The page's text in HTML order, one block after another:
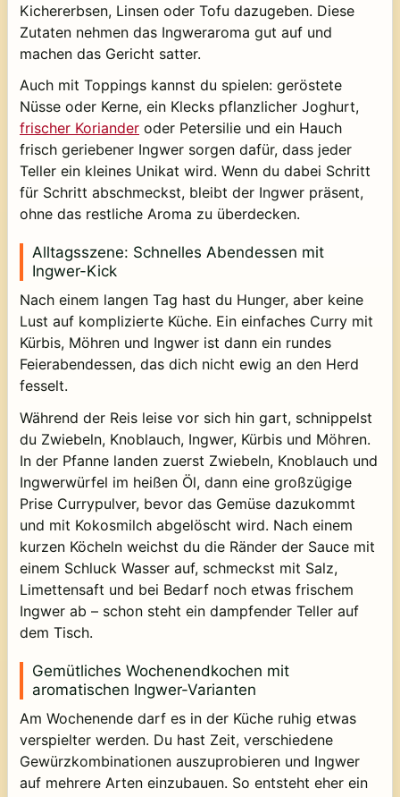
Kichererbsen, Linsen oder Tofu dazugeben. Diese
Zutaten nehmen das Ingweraroma gut auf und
machen das Gericht satter.
Auch mit Toppings kannst du spielen: geröstete
Nüsse oder Kerne, ein Klecks pflanzlicher Joghurt,
frischer Koriander oder Petersilie und ein Hauch
frisch geriebener Ingwer sorgen dafür, dass jeder
Teller ein kleines Unikat wird. Wenn du dabei Schritt
für Schritt abschmeckst, bleibt der Ingwer präsent,
ohne das restliche Aroma zu überdecken.
Alltagsszene: Schnelles Abendessen mit
Ingwer-Kick
Nach einem langen Tag hast du Hunger, aber keine
Lust auf komplizierte Küche. Ein einfaches Curry mit
Kürbis, Möhren und Ingwer ist dann ein rundes
Feierabendessen, das dich nicht ewig an den Herd
fesselt.
Während der Reis leise vor sich hin gart, schnippelst
du Zwiebeln, Knoblauch, Ingwer, Kürbis und Möhren.
In der Pfanne landen zuerst Zwiebeln, Knoblauch und
Ingwerwürfel im heißen Öl, dann eine großzügige
Prise Currypulver, bevor das Gemüse dazukommt
und mit Kokosmilch abgelöscht wird. Nach einem
kurzen Köcheln weichst du die Ränder der Sauce mit
einem Schluck Wasser auf, schmeckst mit Salz,
Limettensaft und bei Bedarf noch etwas frischem
Ingwer ab – schon steht ein dampfender Teller auf
dem Tisch.
Gemütliches Wochenendkochen mit
aromatischen Ingwer-Varianten
Am Wochenende darf es in der Küche ruhig etwas
verspielter werden. Du hast Zeit, verschiedene
Gewürzkombinationen auszuprobieren und Ingwer
auf mehrere Arten einzubauen. So entsteht eher ein